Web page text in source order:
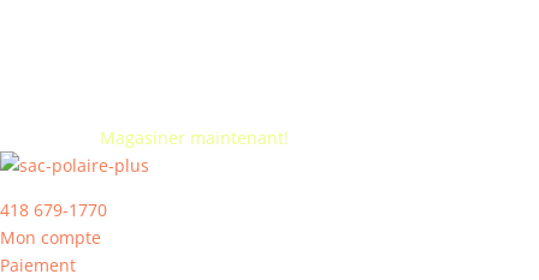
Magasiner maintenant!
418 679-1770
Mon compte
Paiement